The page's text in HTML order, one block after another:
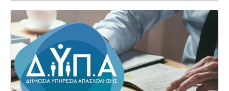
Δείτε Περισσότερα